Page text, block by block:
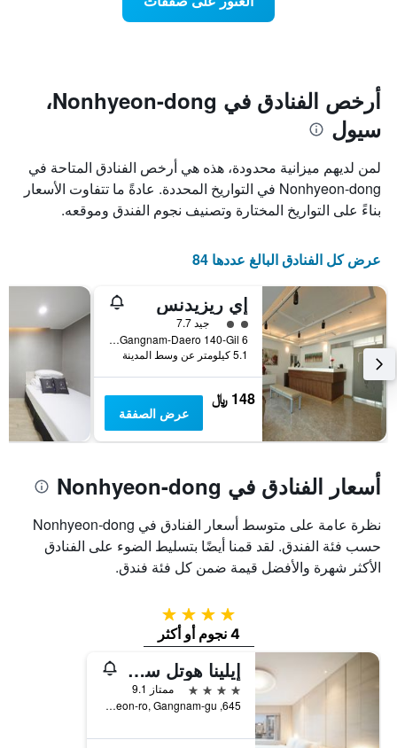
المخطط
1
محور
Y
الذي
يعرض
متوسط
سعر
عطلة
الأسبوع
خلال
آخر
أيام
محور
الذي
يعرض
عدد
الأيام
قبل
المخطط
محور
Y
الذي
يعرض
متوسط
سعر
غرفة
أرخص الفنادق في Nonhyeon-dong،
سيول
لمن لديهم ميزانية محدودة، هذه هي أرخص الفنادق المتاحة في
Nonhyeon-dong في التواريخ المحددة. عادةً ما تتفاوت الأسعار
بناءً على التواريخ المختارة وتصنيف نجوم الفندق وموقعه.
عرض كل الفنادق البالغ عددها 84
إي ريزيدنس
تقييم فئة 2
جيد 7.7
6 Gangnam-Daero 140-Gil, سيول, كوريا الجنوبية
5.1 كيلومتر عن وسط المدينة
148 ﷼
عرض الصفقة
أسعار الفنادق في Nonhyeon-dong
نظرة عامة على متوسط أسعار الفنادق في Nonhyeon-dong
حسب فئة الفندق. لقد قمنا أيضًا بتسليط الضوء على الفنادق
الأكثر شهرة والأفضل قيمة ضمن كل فئة فندق.
4 نجوم
4 نجوم أو أكثر
إيلينا هوتل سيول غاننام
4 نجوم
ممتاز 9.1
645, Nonhyeon-ro, Gangnam-gu, سيول, كوريا الجنوبية